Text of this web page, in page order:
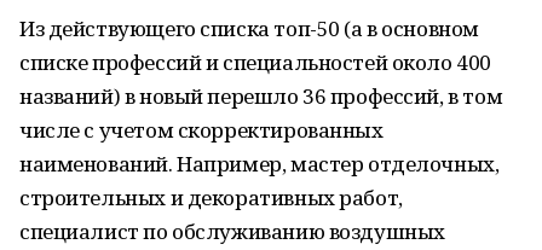
Из действующего списка топ-50 (а в основном
списке профессий и специальностей около 400
названий) в новый перешло 36 профессий, в том
числе с учетом скорректированных
наименований. Например, мастер отделочных,
строительных и декоративных работ,
специалист по обслуживанию воздушных